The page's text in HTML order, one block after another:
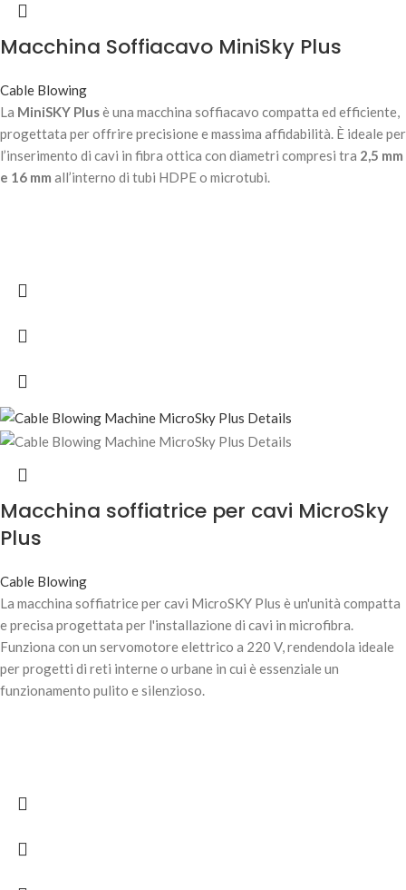
Macchina Soffiacavo MiniSky Plus
Cable Blowing
La MiniSKY Plusè una macchina soffiacavo compatta ed efficiente,
progettata per offrire precisione e massima affidabilità. È ideale per
l’inserimento di cavi in fibra ottica con diametri compresi tra 2,5 mm
e 16 mm all’interno di tubi HDPE o microtubi.
Macchina soffiatrice per cavi MicroSky
Plus
Cable Blowing
La macchina soffiatrice per cavi MicroSKY Plus è un'unità compatta
e precisa progettata per l'installazione di cavi in microfibra.
Funziona con un servomotore elettrico a 220 V, rendendola ideale
per progetti di reti interne o urbane in cui è essenziale un
funzionamento pulito e silenzioso.